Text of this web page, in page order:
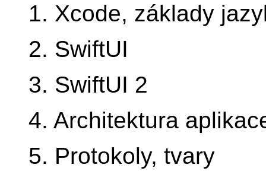
1. Xcode, základy
2. SwiftUI
3. SwiftUI 2
4. Architektura
5. Protokoly, tvary